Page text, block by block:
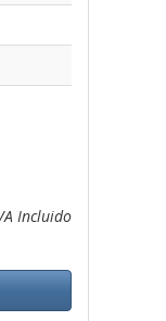
Incluido